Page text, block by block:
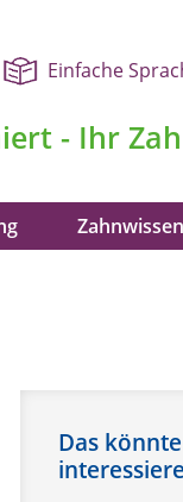
Einfache
- Ihr
Zahnwissen
Das